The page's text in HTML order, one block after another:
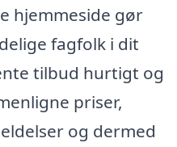
hjemmeside gør
fagfolk i dit
tilbud hurtigt og
priser,
og dermed